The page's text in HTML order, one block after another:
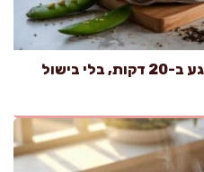
קט ירקות קפואים מוקפץ משגע ב-20 דקות, בלי בישול